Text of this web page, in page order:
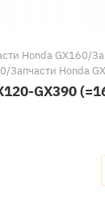
Honda GX160/
Запчасти Honda
GX390GX390